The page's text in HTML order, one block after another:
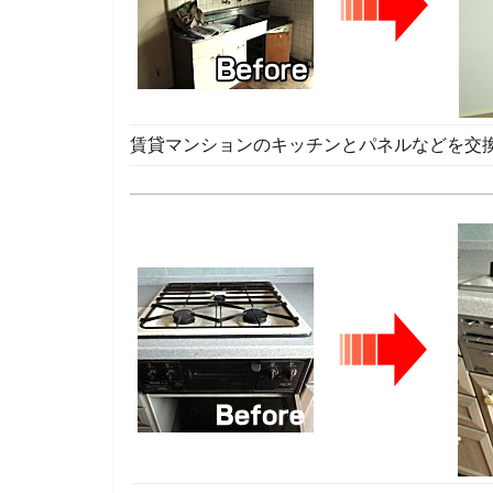
賃貸マンションのキッチンとパネルなどを交